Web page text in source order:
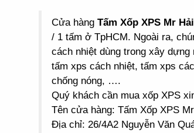
Cửa hàng Tấm Xốp XPS Mr Hải
/ 1 tấm ở TpHCM. Ngoài ra,
cách nhiệt dùng trong xây
tấm xps cách nhiệt, tấm xps
chống nóng, ….
Quý khách cần mua xốp XPS
Tên cửa hàng: Tấm Xốp XPS
Địa chỉ: 26/4A2 Nguyễn Văn